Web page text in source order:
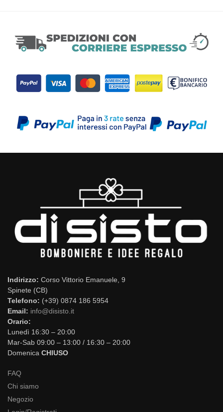
Indirizzo: Corso Vittorio Emanuele, 9
Spinete (CB)
Telefono: (+39) 0874 186 5954
Email: info@disisto.it
Orario:
Lunedì 16:30 – 20:00
Mar-Sab 09:00 – 13:00 / 16:30 – 20:00
Domenica CHIUSO
FAQ
Chi siamo
Negozio